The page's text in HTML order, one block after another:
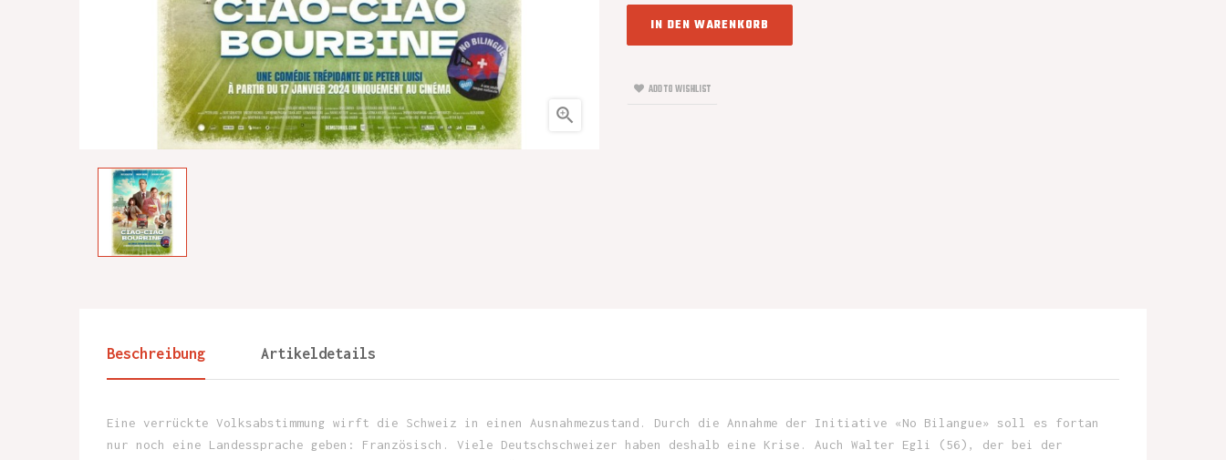

IN DEN WARENKORB
ADD TO WISHLIST
Beschreibung Artikeldetails
Eine verrückte Volksabstimmung wirft die Schweiz in einen Ausnahmezustand. Durch die Annahme der Initiative «No Bilangue» soll es fortan
nur noch eine Landessprache geben: Französisch. Viele Deutschschweizer haben deshalb eine Krise. Auch Walter Egli (56), der bei der